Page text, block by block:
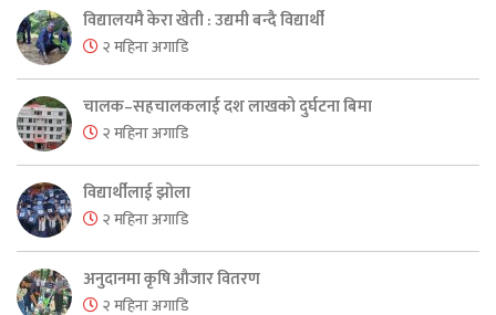
विद्यालयमै केरा खेती : उद्यमी बन्दै विद्यार्थी
२ महिना अगाडि
चालक–सहचालकलाई दश लाखको दुर्घटना बिमा
२ महिना अगाडि
विद्यार्थीलाई झोला
२ महिना अगाडि
अनुदानमा कृषि औजार वितरण
२ महिना अगाडि